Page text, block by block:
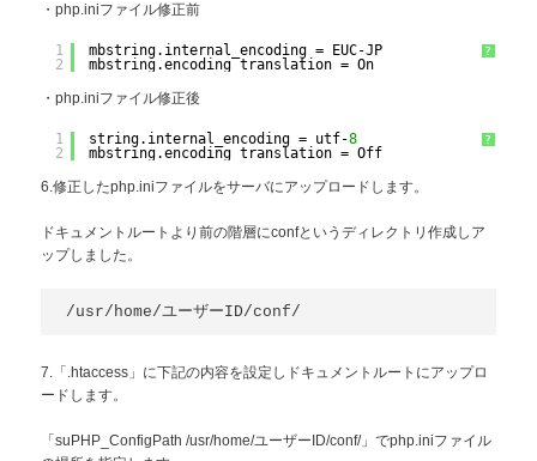
・php.iniファイル修正前
?
1
2
mbstring.internal_encoding = EUC-JP
mbstring.encoding_translation = On
・php.iniファイル修正後
?
1
2
string.internal_encoding = utf-8
mbstring.encoding_translation = Off
6.修正したphp.iniファイルをサーバにアップロードします。
ドキュメントルートより前の階層にconfというディレクトリ作成しア
ップしました。
/usr/home/ユーザーID/conf/
7.「.htaccess」に下記の内容を設定しドキュメントルートにアップロ
ードします。
「suPHP_ConfigPath /usr/home/ユーザーID/conf/」でphp.iniファイル